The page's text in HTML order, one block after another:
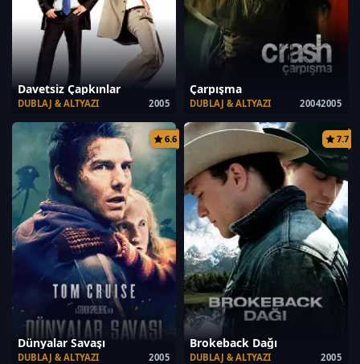
Davetsiz Çapkınlar
2005
DUBLAJ & ALTYAZI
Çarpışma
20042005
DUBLAJ & ALTYAZI
6.6
Dünyalar Savaşı
2005
DUBLAJ & ALTYAZI
7.7
Brokeback Dağı
2005
DUBLAJ & ALTYAZI